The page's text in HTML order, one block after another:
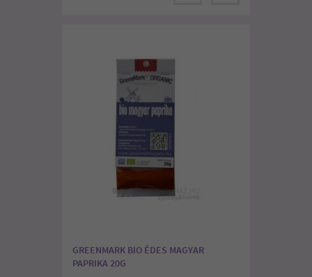
GREENMARK BIO ÉDES MAGYAR
PAPRIKA 20G